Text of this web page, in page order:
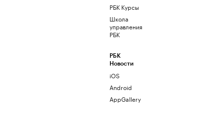
РБК Курсы
Школа
управления
РБК
РБК
Новости
iOS
Android
AppGallery